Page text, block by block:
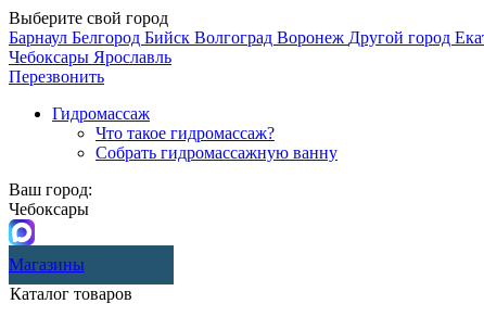
Выберите свой город
Барнаул Белгород Бийск Волгоград Воронеж Другой город
Чебоксары Ярославль
Перезвонить
Гидромассаж
Что такое гидромассаж?
Собрать гидромассажную ванну
Ваш город:
Чебоксары
Магазины
Каталог товаров